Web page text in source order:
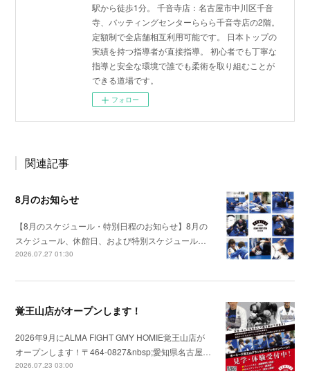
駅から徒歩1分。 千音寺店：名古屋市中川区千音
寺、バッティングセンターららら千音寺店の2階。
定額制で全店舗相互利用可能です。 日本トップの
実績を持つ指導者が直接指導。 初心者でも丁寧な
指導と安全な環境で誰でも柔術を取り組むことが
できる道場です。
フォロー
関連記事
8月のお知らせ
【8月のスケジュール・特別日程のお知らせ】8月の
スケジュール、休館日、および特別スケジュール…
2026.07.27 01:30
覚王山店がオープンします！
2026年9月にALMA FIGHT GMY HOMIE覚王山店が
オープンします！〒464-0827&nbsp;愛知県名古屋…
2026.07.23 03:00